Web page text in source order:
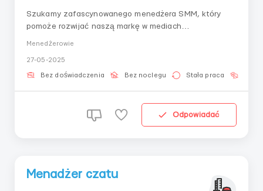
Szukamy zafascynowanego menedżera SMM, który
pomoże rozwijać naszą markę w mediach
społecznościowych i tworzyć unikalne treści. Jeśli
podejść, czekamy właśnie na Ciebie, nawet jeśli nie
masz doświadczenia! Obowiązki: Zarządzanie
Menedżerowie
27-05-2025
Bez doświadczenia Bez noclegu Stała praca
Odpowiadać
Menadżer czatu